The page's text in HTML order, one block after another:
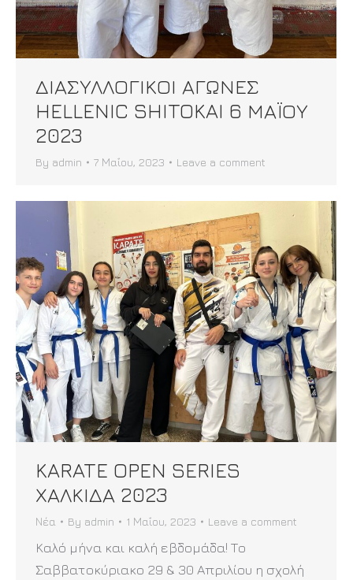
ΔΙΑΣΥΛΛΟΓΙΚΟΙ ΑΓΩΝΕΣ
HELLENIC SHITOKAI 6 ΜΑΪΟΥ
2023
By admin 7 Μαΐου, 2023 Leave a comment
KARATE OPEN SERIES
ΧΑΛΚΙΔΑ 2023
Νέα By admin 1 Μαΐου, 2023 Leave a comment
Καλό μήνα και καλή εβδομάδα! Το
Σαββατοκύριακο 29 & 30 Απριλίου η σχολή